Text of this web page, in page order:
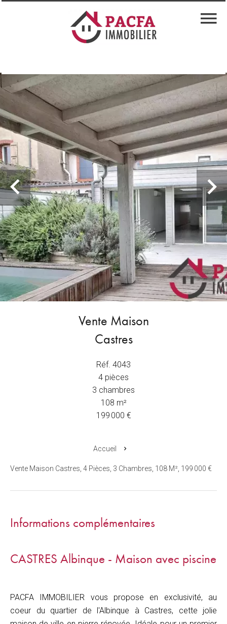
Vente Maison
Castres
Réf. 4043
4 pièces
3 chambres
108 m²
199 000 €
Accueil
Vente Maison Castres, 4 Pièces, 3 Chambres, 108 M², 199 000 €
Informations complémentaires
CASTRES Albinque - Maison avec piscine
PACFA IMMOBILIER vous propose en exclusivité, au
coeur du quartier de l'Albinque à Castres, cette jolie